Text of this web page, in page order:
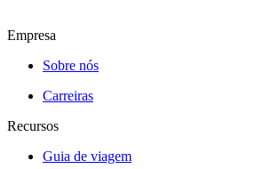
Empresa
Sobre nós
Carreiras
Recursos
Guia de viagem